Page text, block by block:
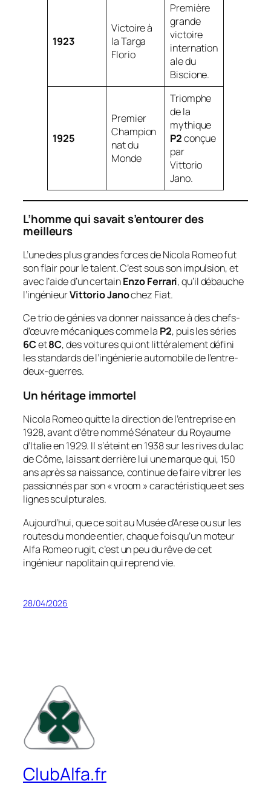
1923
Victoire à
la Targa
Florio
Première
grande
victoire
internation
ale du
Biscione.
1925
Premier
Champion
nat du
Monde
Triomphe
de la
mythique
P2conçue
par
Vittorio
Jano.
L’homme qui savait s’entourer des
meilleurs
L’une des plus grandes forces de Nicola Romeo fut
son flair pour le talent. C’est sous son impulsion, et
avec l’aide d’un certainEnzo Ferrari, qu’il débauche
l’ingénieurVittorio Janochez Fiat.
Ce trio de génies va donner naissance à des chefs-
d’œuvre mécaniques comme la P2, puis les séries
6Cet8C, des voitures qui ont littéralement défini
les standards de l’ingénierie automobile de l’entre-
deux-guerres.
Un héritage immortel
Nicola Romeo quitte la direction de l’entreprise en
1928, avant d’être nommé Sénateur du Royaume
d’Italie en 1929. Il s’éteint en 1938 sur les rives du lac
de Côme, laissant derrière lui une marque qui, 150
ans après sa naissance, continue de faire vibrer les
passionnés par son « vroom » caractéristique et ses
lignes sculpturales.
Aujourd’hui, que ce soit au Musée d’Arese ou sur les
routes du monde entier, chaque fois qu’un moteur
Alfa Romeo rugit, c’est un peu du rêve de cet
ingénieur napolitain qui reprend vie.
28/04/2026
ClubAlfa.fr